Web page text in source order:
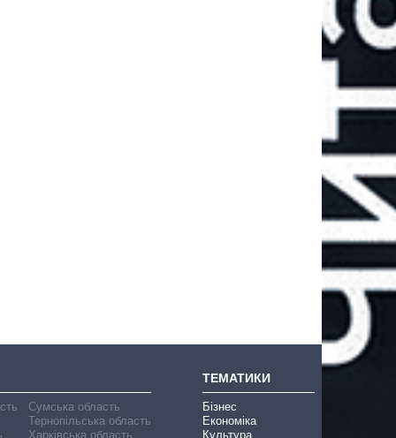
Сумська область
Тернопільська область
Харківська область
ТЕМАТИКИ
Бізнес
Економіка
Культура